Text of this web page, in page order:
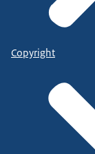
Copyright